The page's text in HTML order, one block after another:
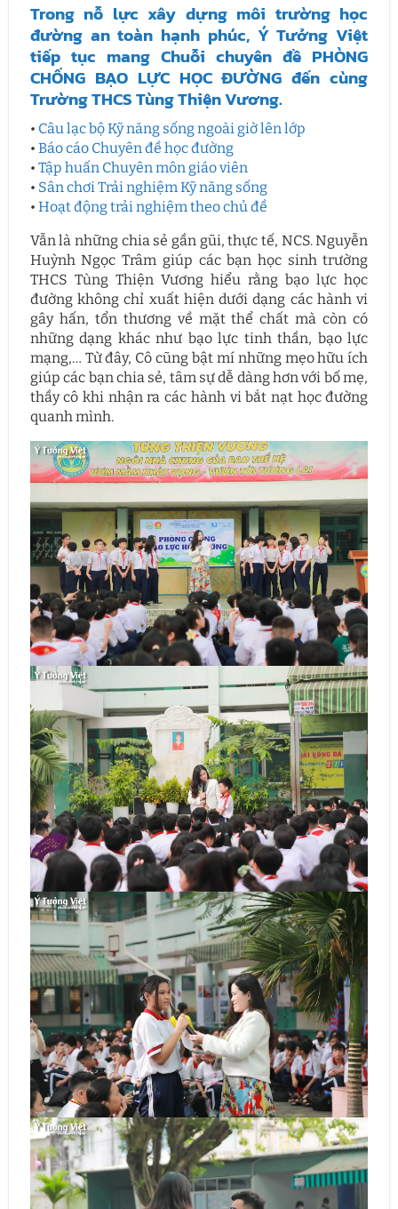
Trong nỗ lực xây dựng môi trường học
đường an toàn hạnh phúc, Ý Tưởng Việt
tiếp tục mang Chuỗi chuyên đề PHÒNG
CHỐNG BẠO LỰC HỌC ĐƯỜNG đến cùng
Trường THCS Tùng Thiện Vương.
• Câu lạc bộ Kỹ năng sống ngoài giờ lên lớp
• Báo cáo Chuyên đề học đường
• Tập huấn Chuyên môn giáo viên
• Sân chơi Trải nghiệm Kỹ năng sống
• Hoạt động trải nghiệm theo chủ đề
Vẫn là những chia sẻ gần gũi, thực tế, NCS. Nguyễn
Huỳnh Ngọc Trâm giúp các bạn học sinh trường
THCS Tùng Thiện Vương hiểu rằng bạo lực học
đường không chỉ xuất hiện dưới dạng các hành vi
gây hấn, tổn thương về mặt thể chất mà còn có
những dạng khác như bạo lực tinh thần, bạo lực
mạng,… Từ đây, Cô cũng bật mí những mẹo hữu ích
giúp các bạn chia sẻ, tâm sự dễ dàng hơn với bố mẹ,
thầy cô khi nhận ra các hành vi bắt nạt học đường
quanh mình.